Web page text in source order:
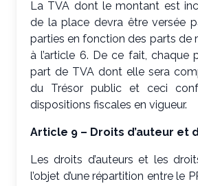
La TVA dont le montant est
de la place devra être versée
parties en fonction des parts de
à l’article 6. De ce fait, chaque
part de TVA dont elle sera
du Trésor public et ceci
dispositions fiscales en vigueur.
Article 9 – Droits d’auteur et
Les droits d’auteurs et les
l’objet d’une répartition entre le